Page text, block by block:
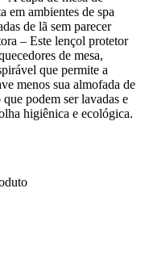
em ambientes de spa
de lã sem parecer
– Este lençol protetor
de mesa,
que permite a
menos sua almofada de
podem ser lavadas e
higiênica e ecológica.